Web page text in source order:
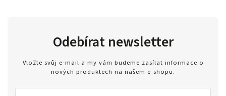
Odebírat newsletter
Vložte svůj e-mail a my vám budeme zasílat informace o
nových produktech na našem e-shopu.